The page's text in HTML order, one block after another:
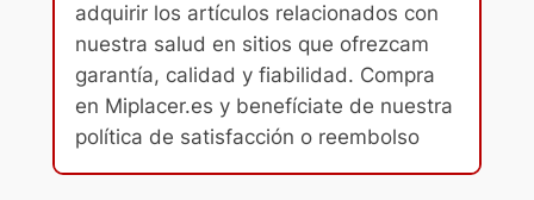
adquirir los artículos relacionados con
nuestra salud en sitios que ofrezcam
garantía, calidad y fiabilidad. Compra
en Miplacer.es y benefíciate de nuestra
política de satisfacción o reembolso